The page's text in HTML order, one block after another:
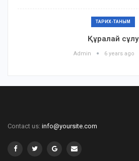
ТАРИХ-ТАНЫМ
Құралай сұлу
Admin 6 years ago
Contact us: info@yoursite.com